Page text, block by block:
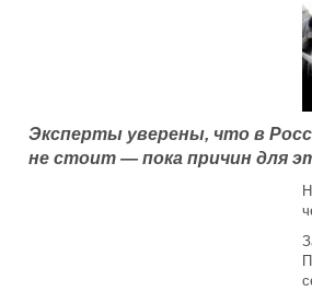
Эксперты уверены, что в
не стоит — пока причин для